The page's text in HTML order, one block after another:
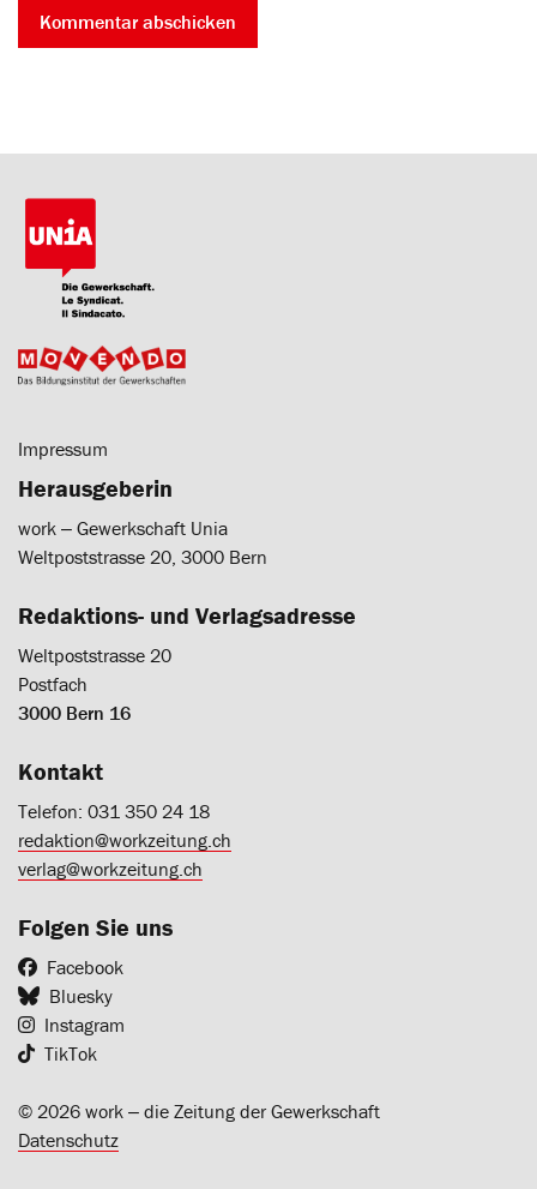
Impressum
Herausgeberin
work ‒ Gewerkschaft Unia
Weltpoststrasse 20, 3000 Bern
Redaktions- und Verlagsadresse
Weltpoststrasse 20
Postfach
3000 Bern 16
Kontakt
Telefon: 031 350 24 18
redaktion@workzeitung.ch
verlag@workzeitung.ch
Folgen Sie uns
Facebook
Bluesky
Instagram
TikTok
© 2026 work ‒ die Zeitung der Gewerkschaft
Datenschutz